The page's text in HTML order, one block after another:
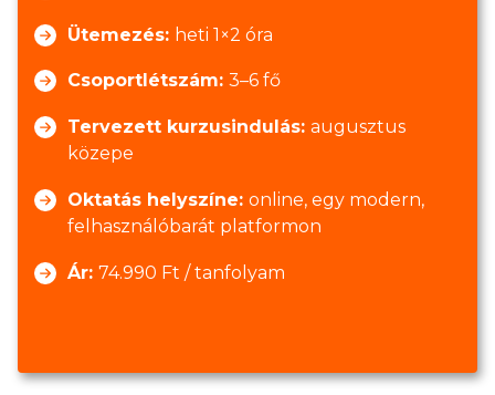
Ütemezés: heti 1×2 óra
Csoportlétszám: 3–6 fő
Tervezett kurzusindulás: augusztus
közepe
Oktatás helyszíne: online, egy modern,
felhasználóbarát platformon
Ár: 74.990 Ft / tanfolyam